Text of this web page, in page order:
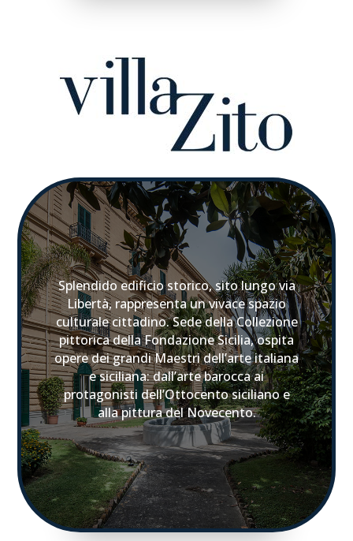
Splendido edificio storico, sito lungo via
Libertà, rappresenta un vivace spazio
culturale cittadino. Sede della Collezione
pittorica della Fondazione Sicilia, ospita
opere dei grandi Maestri dell’arte italiana
e siciliana: dall’arte barocca ai
protagonisti dell’Ottocento siciliano e
alla pittura del Novecento.